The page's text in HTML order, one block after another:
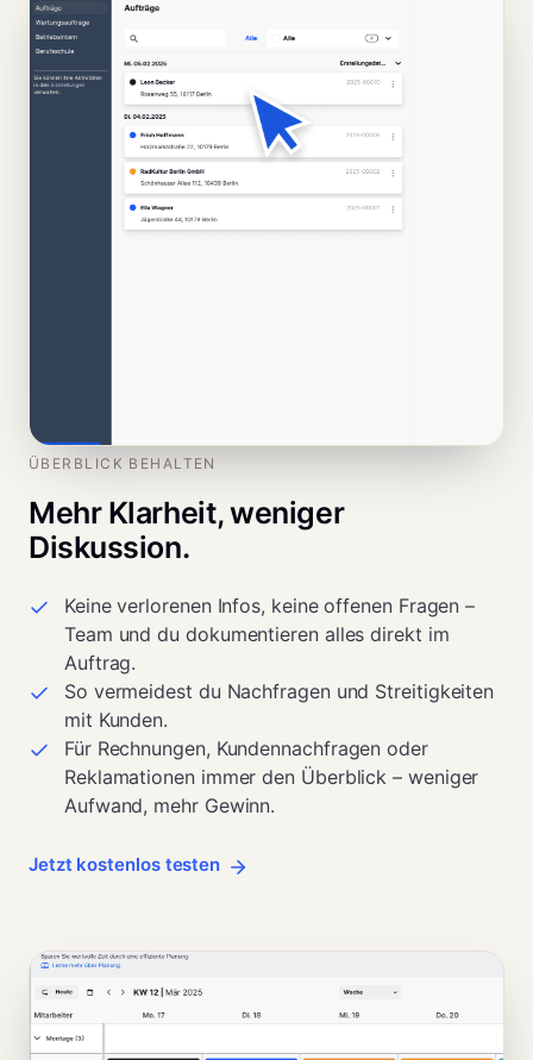
ÜBERBLICK BEHALTEN
Mehr Klarheit, weniger
Diskussion.
Keine verlorenen Infos, keine offenen Fragen –
Team und du dokumentieren alles direkt im
Auftrag.
So vermeidest du Nachfragen und Streitigkeiten
mit Kunden.
Für Rechnungen, Kundennachfragen oder
Reklamationen immer den Überblick – weniger
Aufwand, mehr Gewinn.
Jetzt kostenlos testen